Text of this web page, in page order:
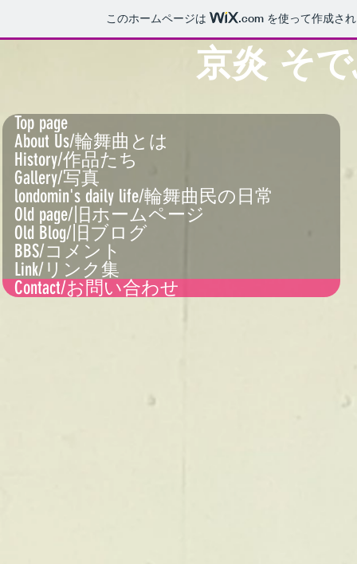
このホームページは .com を使って作成さ
京炎 そ
Top page
About Us/輪舞曲とは
History/作品たち
Gallery/写真
londomin's daily life/輪舞曲民の日常
Old page/旧ホームページ
Old Blog/旧ブログ
BBS/コメント
Link/リンク集
Contact/お問い合わせ